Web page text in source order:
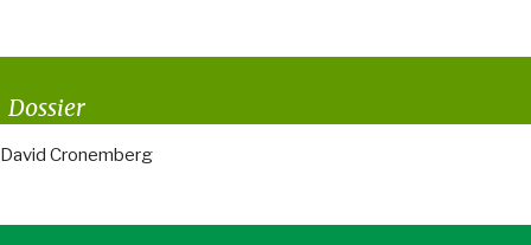
Dossier
David Cronemberg